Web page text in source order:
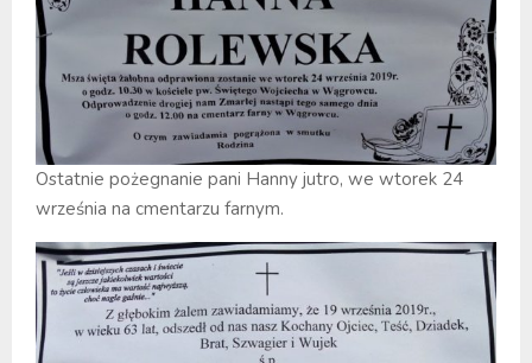
Ostatnie pożegnanie pani Hanny jutro, we wtorek 24
września na cmentarzu farnym.